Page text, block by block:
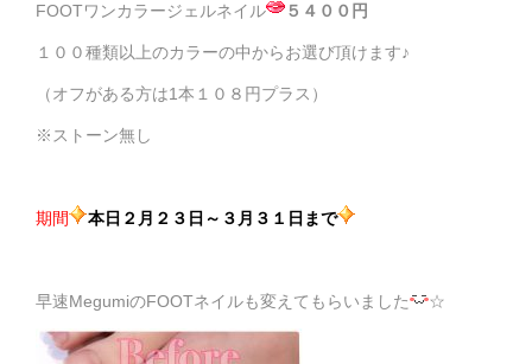
FOOTワンカラージェルネイル ５４００円
１００種類以上のカラーの中からお選び頂けます♪
（オフがある方は1本１０８円プラス）
※ストーン無し
期間 本日２月２３ 日～３月３１日まで
早速MegumiのFOOTネイルも変えてもらいました ☆